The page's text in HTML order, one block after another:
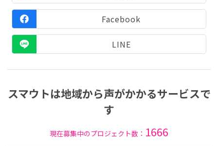
Facebook
LINE
スマウトは地域から声がかかるサービスで
す
現在募集中のプロジェクト数： 1666